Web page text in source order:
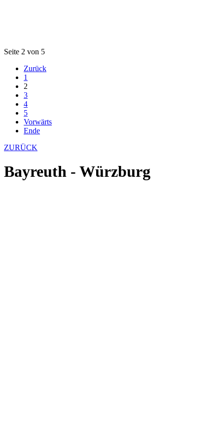
Seite 2 von 5
Zurück
1
2
3
4
5
Vorwärts
Ende
ZURÜCK
Bayreuth - Würzburg